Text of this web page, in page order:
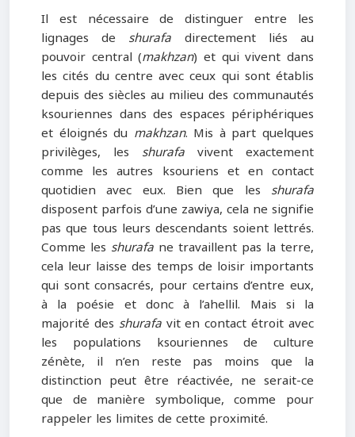
Il est nécessaire de distinguer entre les
lignages de shurafa directement liés au
pouvoir central (makhzan) et qui vivent dans
les cités du centre avec ceux qui sont établis
depuis des siècles au milieu des communautés
ksouriennes dans des espaces périphériques
et éloignés du makhzan. Mis à part quelques
privilèges, les shurafa vivent exactement
comme les autres ksouriens et en contact
quotidien avec eux. Bien que les shurafa
disposent parfois d’une zawiya, cela ne signifie
pas que tous leurs descendants soient lettrés.
Comme les shurafa ne travaillent pas la terre,
cela leur laisse des temps de loisir importants
qui sont consacrés, pour certains d’entre eux,
à la poésie et donc à l’ahellil. Mais si la
majorité des shurafavit en contact étroit avec
les populations ksouriennes de culture
zénète, il n’en reste pas moins que la
distinction peut être réactivée, ne serait-ce
que de manière symbolique, comme pour
rappeler les limites de cette proximité.